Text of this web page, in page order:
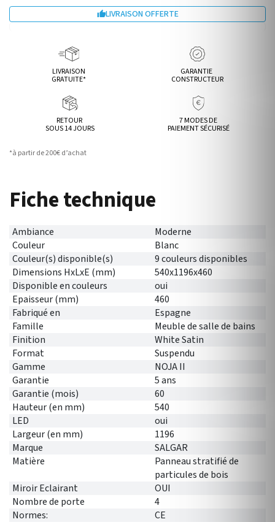
LIVRAISON OFFERTE
LIVRAISON
GRATUITE*
GARANTIE
CONSTRUCTEUR
RETOUR
SOUS 14 JOURS
7 MODES DE
PAIEMENT SÉCURISÉ
*à partir de 200€ d’achat
Fiche technique
Ambiance
Moderne
Couleur
Blanc
Couleur(s) disponible(s)
9 couleurs disponibles
Dimensions HxLxE (mm)
540x1196x460
Disponible en couleurs
oui
Epaisseur (mm)
460
Fabriqué en
Espagne
Famille
Meuble de salle de bains
Finition
White Satin
Format
Suspendu
Gamme
NOJA II
Garantie
5 ans
Garantie (mois)
60
Hauteur (en mm)
540
LED
oui
Largeur (en mm)
1196
Marque
SALGAR
Matière
Panneau stratifié de
particules de bois
Miroir Eclairant
OUI
Nombre de porte
4
Normes:
CE